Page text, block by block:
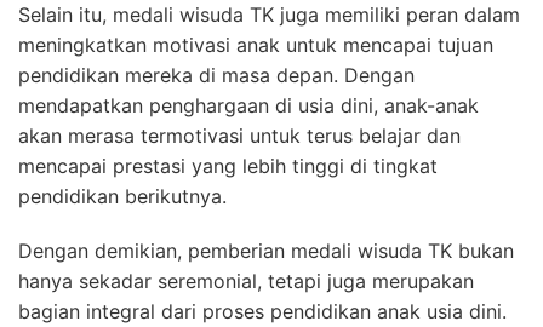
Selain itu, medali wisuda TK juga memiliki peran dalam
meningkatkan motivasi anak untuk mencapai tujuan
pendidikan mereka di masa depan. Dengan
mendapatkan penghargaan di usia dini, anak-anak
akan merasa termotivasi untuk terus belajar dan
mencapai prestasi yang lebih tinggi di tingkat
pendidikan berikutnya.
Dengan demikian, pemberian medali wisuda TK bukan
hanya sekadar seremonial, tetapi juga merupakan
bagian integral dari proses pendidikan anak usia dini.